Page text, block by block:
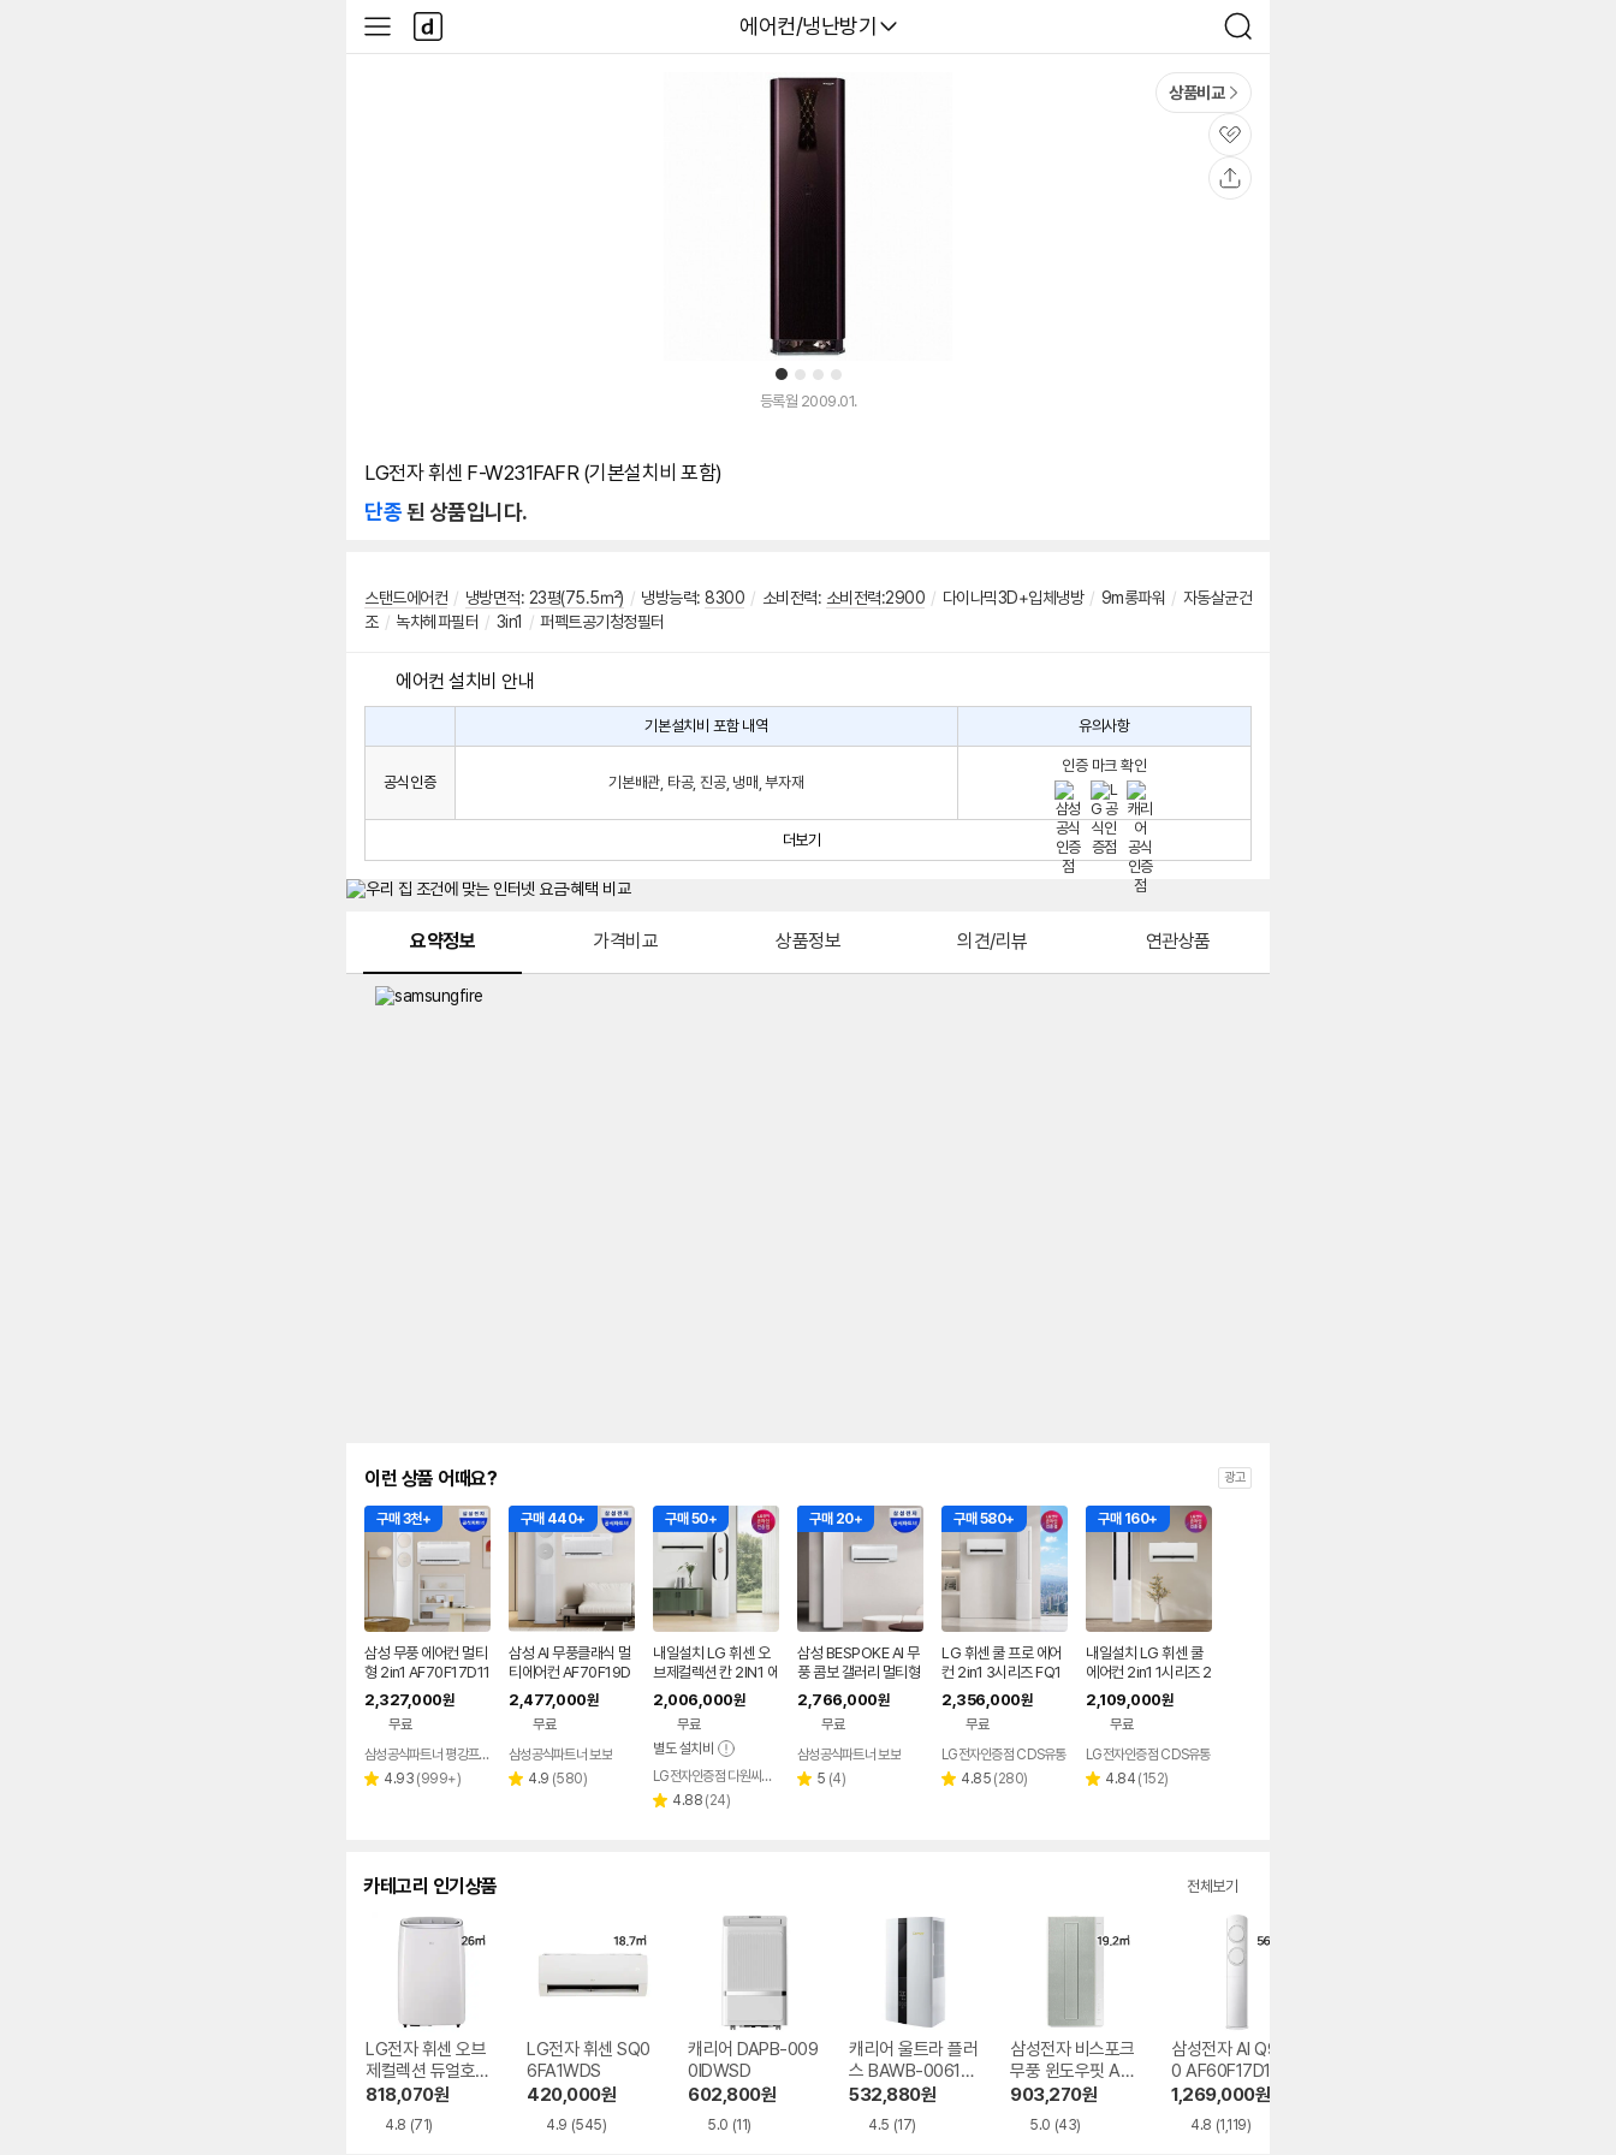
다나와
에어컨/냉난방기
검
색
사
이
다
나
와
1 2 3 4
상품비교
관
심
등록월 2009.01.
LG전자 휘센 F-W231FAFR (기본설치비 포함)
단종된 상품입니다.
스탠드에어컨 / 냉방면적: 23평(75.5㎡) / 냉방능력: 8300 / 소비전력: 소비전력:2900 / 다이나믹3D+입체냉방 / 9m롱파워 / 자동살균건
조 / 녹차헤파필터 / 3in1 / 퍼펙트공기청정필터
에어컨 설치비 안내
구
시
생
치
비
컨
설
기본설치비 포함 내역 유의사항
공식인증 기본배관, 타공, 진공, 냉매, 부자재
인증 마크 확인
더보기
요약정보 가격비교 상품정보 의견/리뷰 연관상품
이런 상품 어때요? 광고
구매 3천+
삼성 무풍 에어컨 멀티
형 2in1 AF70F17D11
BRS 일반배관 전국,
기본설치비포함
2,327,000원
무료
삼성공식파트너 평강프라자
별 4.93 리
(999+)
구매 440+
삼성 AI 무풍클래식 멀
티에어컨 AF70F19D
11GRS 2IN1 일반배
관 전국설치
2,477,000원
무료
삼성공식파트너 보보
별 4.9 리
(580)
구매 50+
내일설치 LG 휘센 오
브제컬렉션 칸 2IN1 에
어컨 FQ17GK1HC2
기본설치포함
2,006,000원
무료
별도 설치비
LG전자인증점 다원씨앤씨
별 4.88 리
(24)
구매 20+
삼성 BESPOKE AI 무
풍 콤보 갤러리 멀티형
에어컨 AF80F19D2
5CRS 전국설치
2,766,000원
무료
삼성공식파트너 보보
별 5 리
(4)
구매 580+
LG 휘센 쿨 프로 에어
컨 2in1 3시리즈 FQ1
7GC3EC2 기본설치
비포함 일반배관
2,356,000원
무료
LG전자인증점 CDS유통
별 4.85 리
(280)
구매 160+
내일설치 LG 휘센 쿨
에어컨 2in1 1시리즈 2
6년 FQ17GC1EC2
기본설치포함 일반배
2,109,000원
무료
LG전자인증점 CDS유통
별 4.84 리
(152)
카테고리 인기상품 전체보기
LG전자 휘센 오브
제컬렉션 듀얼호스
PQ08FDWBS
818,070원
4.8 (71)
LG전자 휘센 SQ0
6FA1WDS
420,000원
4.9 (545)
캐리어 DAPB-009
0IDWSD
602,800원
5.0 (11)
캐리어 울트라 플러
스 BAWB-0061YA
WSD
532,880원
4.5 (17)
삼성전자 비스포크
무풍 윈도우핏 AW
06C7155EWAZ
903,270원
5.0 (43)
삼성전자 AI Q900
0 AF60F17D11GS
1,269,000원
4.8 (1,119)